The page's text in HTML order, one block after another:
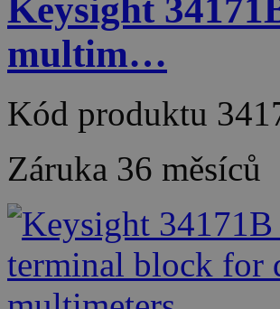
Keysight
multim…
Kód produktu
Záruka 36 měsíců